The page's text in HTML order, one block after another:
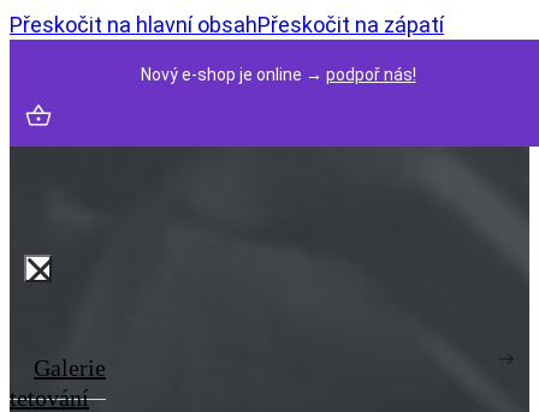
Přeskočit na hlavní obsahPřeskočit na zápatí
Nový e-shop je online → podpoř nás!
Galerie
tetování